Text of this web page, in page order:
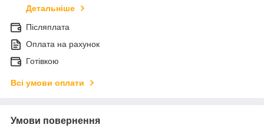
Детальніше
Післяплата
Оплата на рахунок
Готівкою
Всі умови оплати
Умови повернення